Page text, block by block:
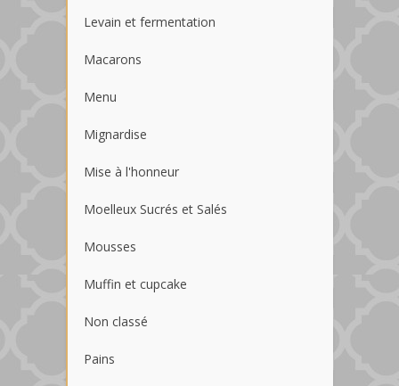
Levain et fermentation
Macarons
Menu
Mignardise
Mise à l'honneur
Moelleux Sucrés et Salés
Mousses
Muffin et cupcake
Non classé
Pains